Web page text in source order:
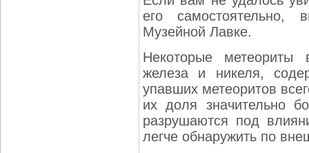
его
Музейной Лавке.
Некоторые
железа и никеля,
упавших метеоритов
их доля значительно
разрушаются под
легче обнаружить по